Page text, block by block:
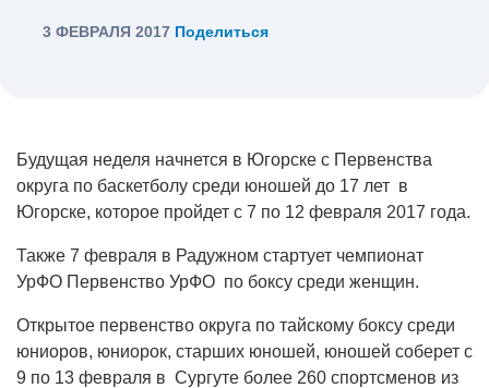
3 ФЕВРАЛЯ 2017 Поделиться
Будущая неделя начнется в Югорске с Первенства
округа по баскетболу среди юношей до 17 лет в
Югорске, которое пройдет с 7 по 12 февраля 2017 года.
Также 7 февраля в Радужном стартует чемпионат
УрФО Первенство УрФО по боксу среди женщин.
Открытое первенство округа по тайскому боксу среди
юниоров, юниорок, старших юношей, юношей соберет с
9 по 13 февраля в Сургуте более 260 спортсменов из